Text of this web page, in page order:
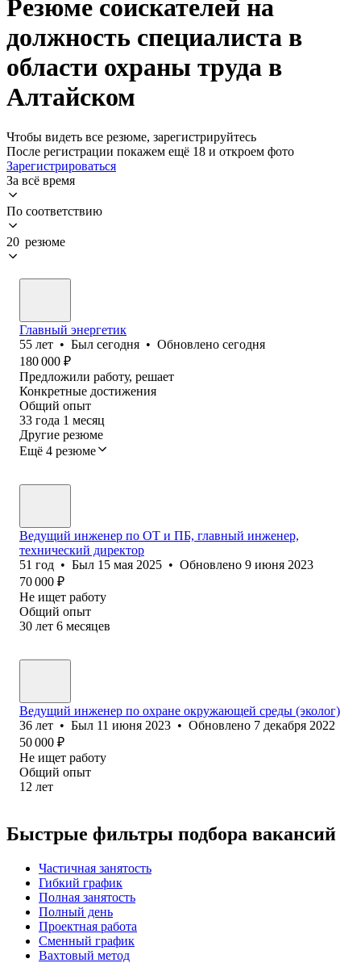
Резюме соискателей на
должность специалиста в
области охраны труда в
Алтайском
Чтобы видеть все резюме, зарегистрируйтесь
После регистрации покажем ещё 18 и откроем фото
Зарегистрироваться
За всё время
По соответствию
20 резюме
Главный энергетик
55 лет • Был сегодня • Обновлено сегодня
180 000 ₽
Предложили работу, решает
Конкретные достижения
Общий опыт
33 года 1 месяц
Другие резюме
Ещё 4 резюме
Ведущий инженер по ОТ и ПБ, главный инженер,
технический директор
51 год • Был 15 мая 2025 • Обновлено 9 июня 2023
70 000 ₽
Не ищет работу
Общий опыт
30 лет 6 месяцев
Ведущий инженер по охране окружающей среды (эколог)
36 лет • Был 11 июня 2023 • Обновлено 7 декабря 2022
50 000 ₽
Не ищет работу
Общий опыт
12 лет
Быстрые фильтры подбора вакансий
Частичная занятость
Гибкий график
Полная занятость
Полный день
Проектная работа
Сменный график
Вахтовый метод